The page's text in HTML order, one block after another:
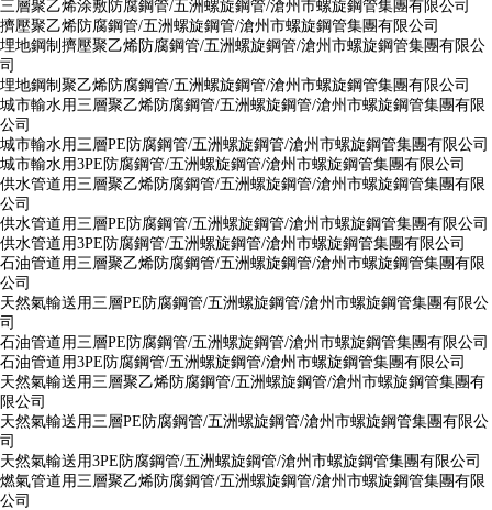
三層聚乙烯涂敷防腐鋼管/五洲螺旋鋼管/滄州市螺旋鋼管集團有限公司
擠壓聚乙烯防腐鋼管/五洲螺旋鋼管/滄州市螺旋鋼管集團有限公司
埋地鋼制擠壓聚乙烯防腐鋼管/五洲螺旋鋼管/滄州市螺旋鋼管集團有限公
司
埋地鋼制聚乙烯防腐鋼管/五洲螺旋鋼管/滄州市螺旋鋼管集團有限公司
城市輸水用三層聚乙烯防腐鋼管/五洲螺旋鋼管/滄州市螺旋鋼管集團有限
公司
城市輸水用三層PE防腐鋼管/五洲螺旋鋼管/滄州市螺旋鋼管集團有限公司
城市輸水用3PE防腐鋼管/五洲螺旋鋼管/滄州市螺旋鋼管集團有限公司
供水管道用三層聚乙烯防腐鋼管/五洲螺旋鋼管/滄州市螺旋鋼管集團有限
公司
供水管道用三層PE防腐鋼管/五洲螺旋鋼管/滄州市螺旋鋼管集團有限公司
供水管道用3PE防腐鋼管/五洲螺旋鋼管/滄州市螺旋鋼管集團有限公司
石油管道用三層聚乙烯防腐鋼管/五洲螺旋鋼管/滄州市螺旋鋼管集團有限
公司
天然氣輸送用三層PE防腐鋼管/五洲螺旋鋼管/滄州市螺旋鋼管集團有限公
司
石油管道用三層PE防腐鋼管/五洲螺旋鋼管/滄州市螺旋鋼管集團有限公司
石油管道用3PE防腐鋼管/五洲螺旋鋼管/滄州市螺旋鋼管集團有限公司
天然氣輸送用三層聚乙烯防腐鋼管/五洲螺旋鋼管/滄州市螺旋鋼管集團有
限公司
天然氣輸送用三層PE防腐鋼管/五洲螺旋鋼管/滄州市螺旋鋼管集團有限公
司
天然氣輸送用3PE防腐鋼管/五洲螺旋鋼管/滄州市螺旋鋼管集團有限公司
燃氣管道用三層聚乙烯防腐鋼管/五洲螺旋鋼管/滄州市螺旋鋼管集團有限
公司